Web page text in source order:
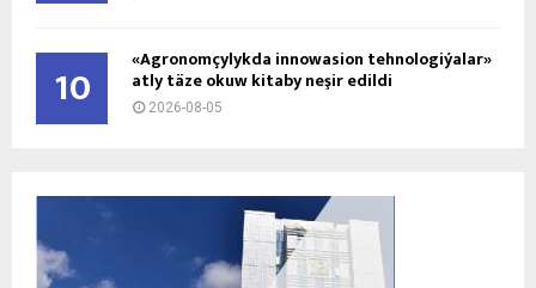
10 «Agronomçylykda innowasion tehnologiýalar»
atly täze okuw kitaby neşir edildi
2026-08-05